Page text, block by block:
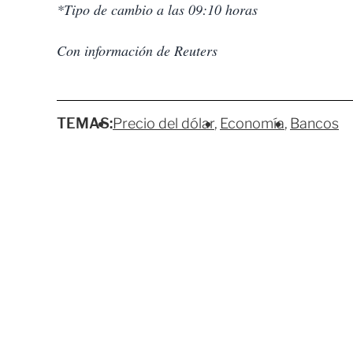
*Tipo de cambio a las 09:10 horas
Con información de Reuters
TEMAS:Precio del dólar Economía Bancos